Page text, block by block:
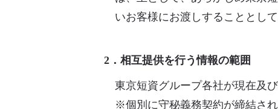
いお客様にお渡しすることとして
2．相互提供を行う情報の範囲
東京短資グループ各社が現在及
※個別に守秘義務契約が締結さ